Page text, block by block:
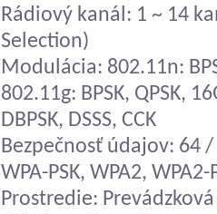
Rádiový kanál: 1 ~ 14
Selection)
Modulácia: 802.11n:
802.11g: BPSK, QPSK,
DBPSK, DSSS, CCK
Bezpečnosť údajov: 64
WPA-PSK, WPA2, WPA2-
Prostredie: